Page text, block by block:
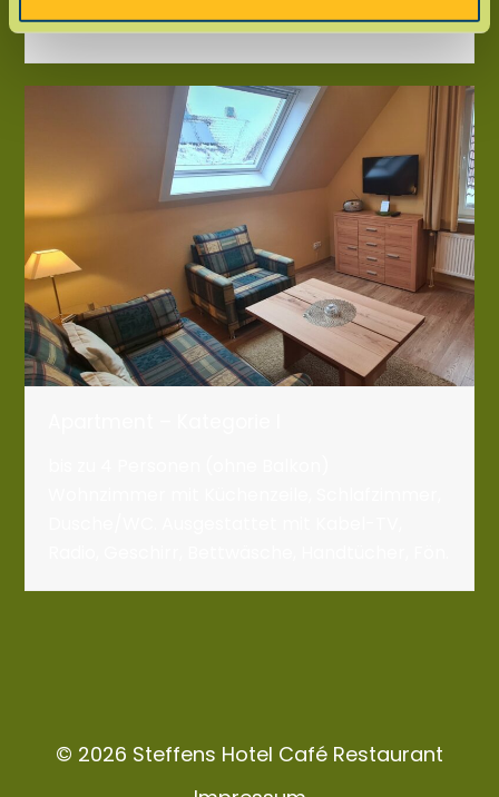
Bettwäsche, Handtücher, Fön.
© 2026 Steffens Hotel Café Restaurant